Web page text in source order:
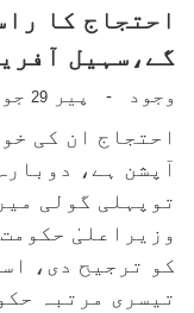
احتجاج کا
گے،سہیل
وجود - پیر 29
احتجاج ان کی
آپشن ہے،
توپہلی گولی
وزیراعلیٰ
کو ترجیح دی،
تیسری مرتبہ